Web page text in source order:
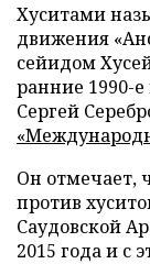
Хуситами
движения
сейидом
ранние 1990-
Сергей
Он отмечает,
против
Саудовской
2015 года и с